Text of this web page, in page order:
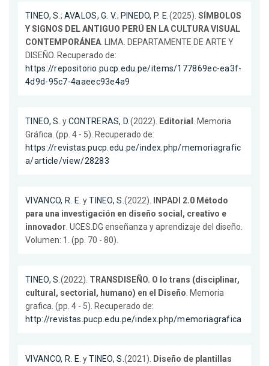
TINEO, S.; AVALOS, G. V.; PINEDO, P. E.(2025). SÍMBOLOS
Y SIGNOS DEL ANTIGUO PERÚ EN LA CULTURA VISUAL
CONTEMPORÁNEA. LIMA. DEPARTAMENTE DE ARTE Y
DISEÑO. Recuperado de:
https://repositorio.pucp.edu.pe/items/177869ec-ea3f-
4d9d-95c7-4aaeec93e4a9
TINEO, S. yCONTRERAS, D.(2022). Editorial . Memoria
Gráfica. (pp. 4 - 5). Recuperado de:
https://revistas.pucp.edu.pe/index.php/memoriagrafic
a/article/view/28283
VIVANCO, R. E. yTINEO, S.(2022).
INPADI 2.0 Método
para una investigación en diseño social, creativo e
innovador. UCES.DG enseñanza y aprendizaje del diseño.
Volumen: 1. (pp. 70 - 80).
TINEO, S.(2022). TRANSDISEÑO. O lo trans (disciplinar,
cultural, sectorial, humano) en el Diseño. Memoria
grafica. (pp. 4 - 5). Recuperado de:
http://revistas.pucp.edu.pe/index.php/memoriagrafica
VIVANCO, R. E. yTINEO, S.(2021). Diseño de plantillas